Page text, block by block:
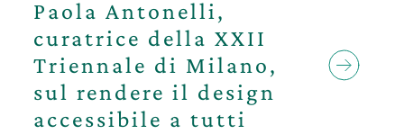
Paola Antonelli,
curatrice della XXII
Triennale di Milano,
sul rendere il design
accessibile a tutti